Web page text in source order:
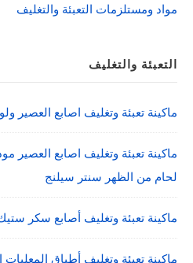
مواد ومستلزمات التعبئة والتغليف
التعبئة والتغليف
ماكينة تعبئة وتغليف اصابع العصير
لحام من الظهر سنتر سيلنج
ماكينة تعبئة وتغليف أصابع سكر
ماكينة تعبئة وتغليف أطباق المعلبات